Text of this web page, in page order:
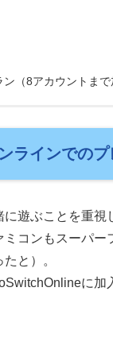
（8アカウントまで
ラインでのプ
遊ぶことを重視
コンもスーパー
と）。
に加